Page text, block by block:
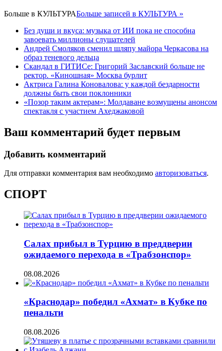
Больше в КУЛЬТУРАБольше записей в КУЛЬТУРА »
Без души и вкуса: музыка от ИИ пока не способна
завоевать миллионы слушателей
Андрей Смоляков сменил шляпу майора Черкасова на
образ теневого дельца
Скандал в ГИТИСе: Григорий Заславский больше не
ректор. «Киношная» Москва бурлит
Актриса Галина Коновалова: у каждой бездарности
должны быть свои поклонники
«Позор таким актерам»: Молдаване возмущены анонсом
спектакля с участием Ахеджаковой
Ваш комментарий будет первым
Добавить комментарий
Для отправки комментария вам необходимо авторизоваться.
СПОРТ
Салах прибыл в Турцию в преддверии
ожидаемого перехода в «Трабзонспор»
08.08.2026
«Краснодар» победил «Ахмат» в Кубке по
пенальти
08.08.2026